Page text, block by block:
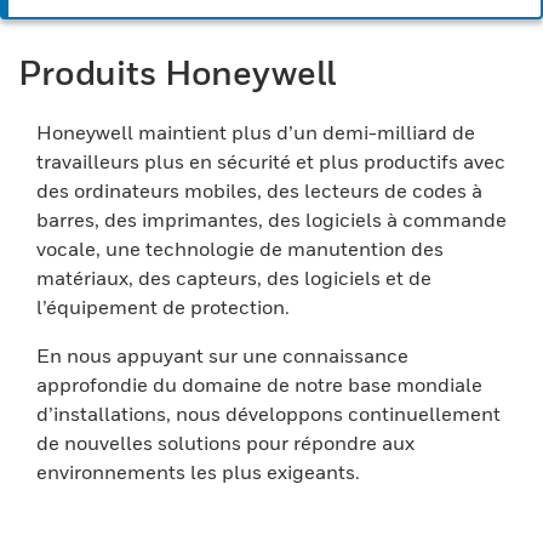
Produits Honeywell
Honeywell maintient plus d’un demi-milliard de
travailleurs plus en sécurité et plus productifs avec
des ordinateurs mobiles, des lecteurs de codes à
barres, des imprimantes, des logiciels à commande
vocale, une technologie de manutention des
matériaux, des capteurs, des logiciels et de
l’équipement de protection.
En nous appuyant sur une connaissance
approfondie du domaine de notre base mondiale
d’installations, nous développons continuellement
de nouvelles solutions pour répondre aux
environnements les plus exigeants.